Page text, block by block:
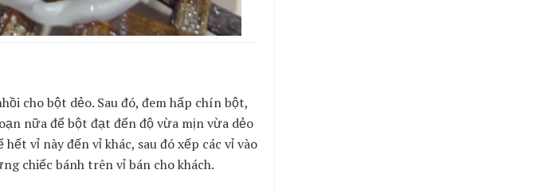
cho bột dẻo. Sau đó, đem hấp chín bột,
nữa để bột đạt đến độ vừa mịn vừa dẻo
vỉ này đến vỉ khác, sau đó xếp các vỉ vào
chiếc bánh trên vỉ bán cho khách.